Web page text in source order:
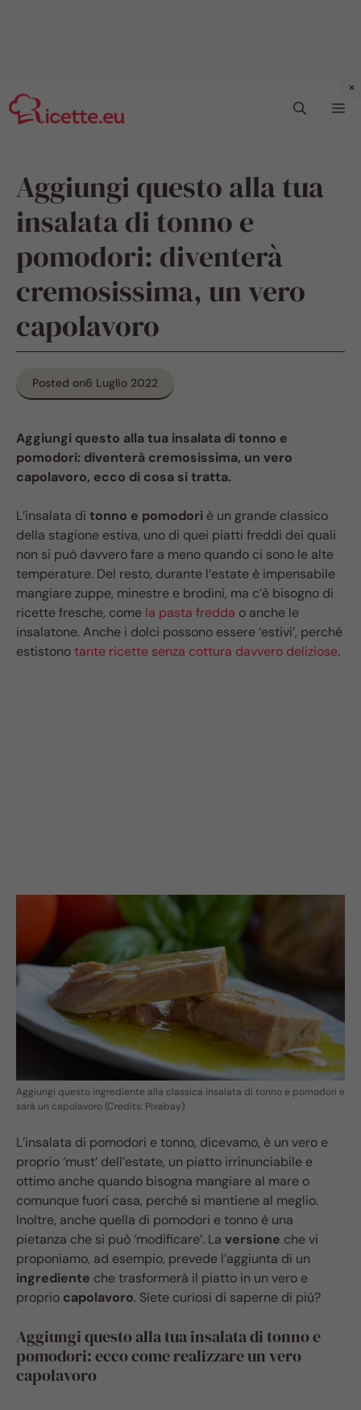
al
contenuto
Aggiungi questo alla tua
insalata di tonno e
pomodori: diventerà
cremosissima, un vero
capolavoro
Posted on6 Luglio 2022
Aggiungi questo alla tua insalata di tonno e
pomodori: diventerà cremosissima, un vero
capolavoro, ecco di cosa si tratta.
L’insalata di tonno e pomodori è un grande classico
della stagione estiva, uno di quei piatti freddi dei quali
non si può davvero fare a meno quando ci sono le alte
temperature. Del resto, durante l’estate è impensabile
mangiare zuppe, minestre e brodini, ma c’è bisogno di
ricette fresche, come la pasta fredda o anche le
insalatone. Anche i dolci possono essere ‘estivi’, perché
estistonotante ricette senza cottura davvero deliziose.
Aggiungi questo ingrediente alla classica insalata di tonno e pomodori e
sarà un capolavoro (Credits: Pixabay)
L’insalata di pomodori e tonno, dicevamo, è un vero e
proprio ‘must’ dell’estate, un piatto irrinunciabile e
ottimo anche quando bisogna mangiare al mare o
comunque fuori casa, perché si mantiene al meglio.
Inoltre, anche quella di pomodori e tonno è una
pietanza che si può ‘modificare’. La versione che vi
proponiamo, ad esempio, prevede l’aggiunta di un
ingrediente che trasformerà il piatto in un vero e
proprio capolavoro. Siete curiosi di saperne di più?
Aggiungi questo alla tua insalata di tonno e
pomodori: ecco come realizzare un vero
capolavoro